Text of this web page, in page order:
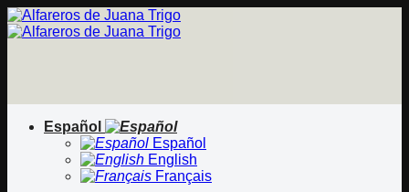
Saltar
al
Español
Español
English
Français